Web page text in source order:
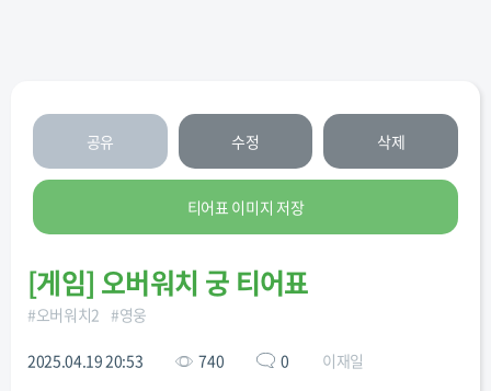
공유 수정 삭제
티어표 이미지 저장
[게임] 오버워치 궁 티어표
#오버워치2 #영웅
2025.04.19 20:53 740 0 이재일